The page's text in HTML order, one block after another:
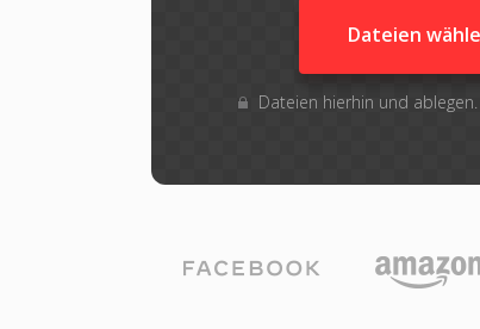
Dateien
Dateien hierhin und